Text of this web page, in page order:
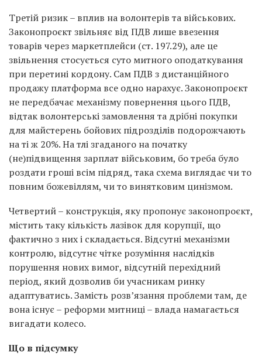
Третій ризик – вплив на волонтерів та військових.
Законопроєкт звільняє від ПДВ лише ввезення
товарів через маркетплейси (ст. 197.29), але це
звільнення стосується суто митного оподаткування
при перетині кордону. Сам ПДВ з дистанційного
продажу платформа все одно нарахує. Законопроєкт
не передбачає механізму повернення цього ПДВ,
відтак волонтерські замовлення та дрібні покупки
для майстерень бойових підрозділів подорожчають
на ті ж 20%. На тлі згаданого на початку
(не)підвищення зарплат військовим, бо треба було
роздати гроші всім підряд, така схема виглядає чи то
повним божевіллям, чи то винятковим цинізмом.
Четвертий – конструкція, яку пропонує законопроєкт,
містить таку кількість лазівок для корупції, що
фактично з них і складається. Відсутні механізми
контролю, відсутнє чітке розуміння наслідків
порушення нових вимог, відсутній перехідний
період, який дозволив би учасникам ринку
адаптуватись. Замість розв’язання проблеми там, де
вона існує – реформи митниці – влада намагається
вигадати колесо.
Що в підсумку